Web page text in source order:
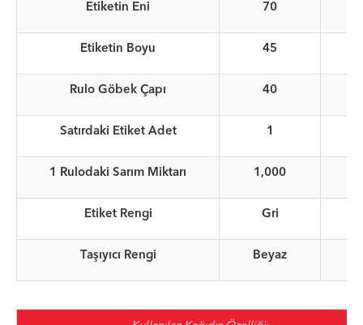
Etiketin Eni 70
Etiketin Boyu 45
Rulo Göbek Çapı 40
Satırdaki Etiket Adet 1
1 Rulodaki Sarım Miktarı 1,000
Etiket Rengi Gri
Taşıyıcı Rengi Beyaz